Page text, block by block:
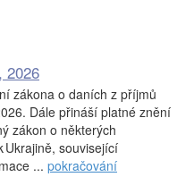
2026
zákona o daních z příjmů
Dále přináší platné znění
zákon o některých
Ukrajině, související
... pokračování